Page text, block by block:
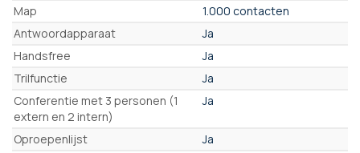
Map
1.000 contacten
Antwoordapparaat
Ja
Handsfree
Ja
Trilfunctie
Ja
Conferentie met 3 personen (1
extern en 2 intern)
Ja
Oproepenlijst
Ja